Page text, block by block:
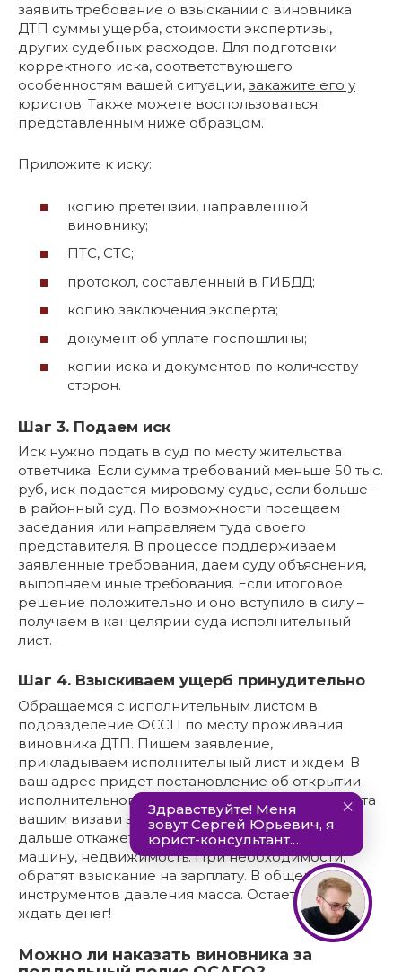
заявить требование о взыскании с виновника
ДТП суммы ущерба, стоимости экспертизы,
других судебных расходов. Для подготовки
корректного иска, соответствующего
особенностям вашей ситуации, закажите его у
юристов. Также можете воспользоваться
представленным ниже образцом.
Приложите к иску:
копию претензии, направленной
виновнику;
ПТС, СТС;
протокол, составленный в ГИБДД;
копию заключения эксперта;
документ об уплате госпошлины;
копии иска и документов по количеству
сторон.
Шаг 3. Подаем иск
Иск нужно подать в суд по месту жительства
ответчика. Если сумма требований меньше 50 тыс.
руб, иск подается мировому судье, если больше –
в районный суд. По возможности посещаем
заседания или направляем туда своего
представителя. В процессе поддерживаем
заявленные требования, даем суду объяснения,
выполняем иные требования. Если итоговое
решение положительно и оно вступило в силу –
получаем в канцелярии суда исполнительный
лист.
Шаг 4. Взыскиваем ущерб принудительно
Обращаемся с исполнительным листом в
подразделение ФССП по месту проживания
виновника ДТП. Пишем заявление,
прикладываем исполнительный лист и ждем. В
ваш адрес придет постановление об открытии
исполнительного производства. С этого момента
вашим визави займутся приставы. Если он и
дальше откажется платить, ему арестуют счета,
машину, недвижимость. При необходимости,
обратят взыскание на зарплату. В общем,
инструментов давления масса. Остается только
ждать денег!
Можно ли наказать виновника за